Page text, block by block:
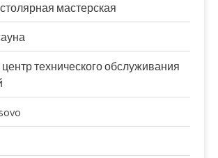
мастерская
технического обслуживания